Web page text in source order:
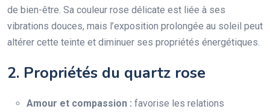
de bien-être. Sa couleur rose délicate est liée à ses
vibrations douces, mais l’exposition prolongée au soleil peut
altérer cette teinte et diminuer ses propriétés énergétiques.
2. Propriétés du quartz rose
Amour et compassion : favorise les relations